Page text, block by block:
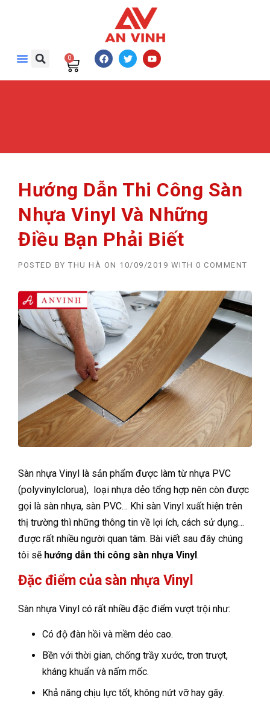
0
Hướng Dẫn Thi Công Sàn
Nhựa Vinyl Và Những
Điều Bạn Phải Biết
POSTED BY THU HÀ ON 10/09/2019 WITH 0 COMMENT
Sàn nhựa Vinyl là sản phẩm được làm từ nhựa PVC
(polyvinylclorua), loại nhựa dẻo tổng hợp nên còn được
gọi là sàn nhựa, sàn PVC… Khi sàn Vinyl xuất hiện trên
thị trường thì những thông tin về lợi ích, cách sử dụng…
được rất nhiều người quan tâm. Bài viết sau đây chúng
tôi sẽ hướng dẫn thi công sàn nhựa Vinyl.
Đặc điểm của sàn nhựa Vinyl
Sàn nhựa Vinyl có rất nhiều đặc điểm vượt trội như:
Có độ đàn hồi và mềm dẻo cao.
Bền với thời gian, chống trầy xước, trơn trượt,
kháng khuẩn và nấm mốc.
Khả năng chịu lực tốt, không nứt vỡ hay gãy.